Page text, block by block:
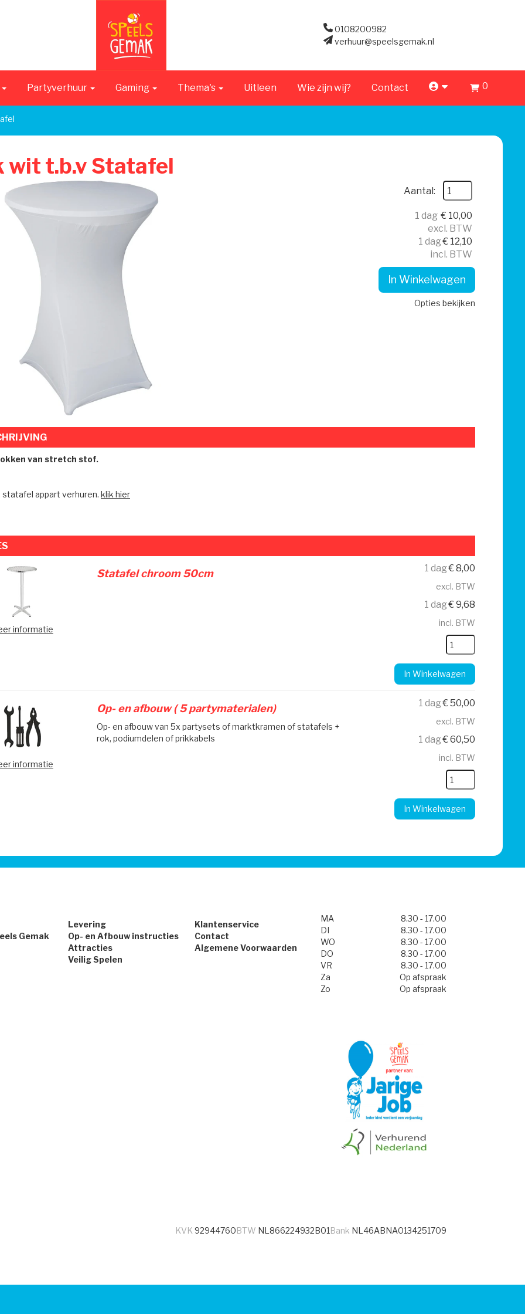
0108200982
verhuur@speelsgemak.nl
Partyverhuur Gaming Thema's Uitleen Wie zijn wij? Contact account 0
wit t.b.v Statafel
Aantal:
1 dag € 10,00
excl. BTW
1 dag€ 12,10
incl. BTW
In Winkelwagen
Opties bekijken
van stretch stof.
statafel appart verhuren. klik hier
informatie
1 dag€ 8,00
excl. BTW
1 dag€ 9,68
incl. BTW
In Winkelwagen
Statafel chroom 50cm
informatie
1 dag€ 50,00
excl. BTW
1 dag€ 60,50
incl. BTW
In Winkelwagen
Op- en afbouw ( 5 partymaterialen)
Op- en afbouw van 5x partysets of marktkramen of statafels +
rok, podiumdelen of prikkabels
Gemak
Levering
Op- en Afbouw instructies
Attracties
Veilig Spelen
Klantenservice
Contact
Algemene Voorwaarden
MA
8.30 - 17.00
DI
8.30 - 17.00
WO
8.30 - 17.00
DO
8.30 - 17.00
VR
8.30 - 17.00
Za
Op afspraak
Zo
Op afspraak
KVK 92944760BTW NL866224932B01 Bank NL46ABNA0134251709